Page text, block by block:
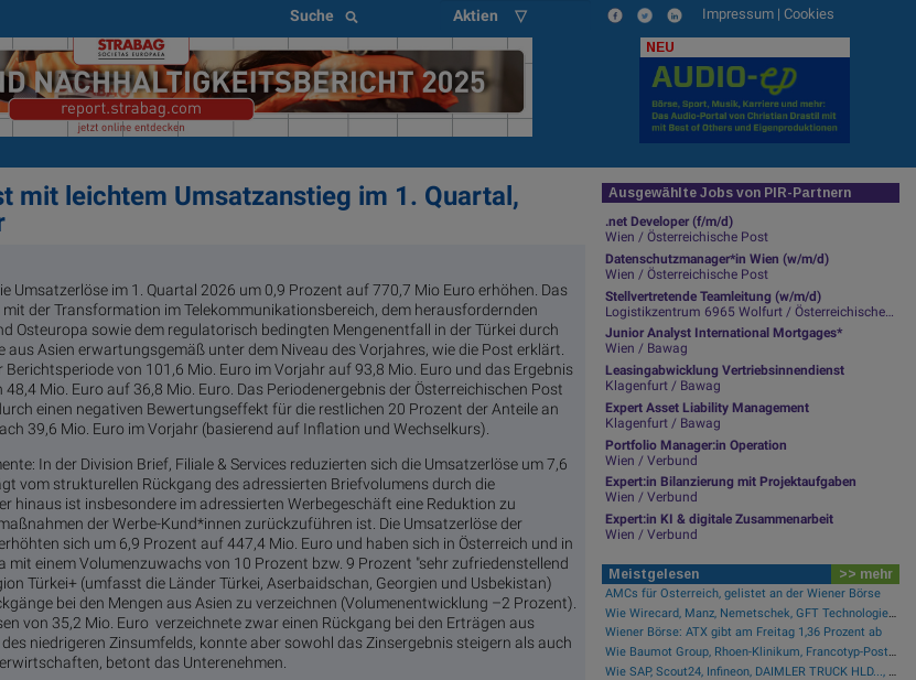
Suche Aktien ▽ Impressum | Cookies
NEU
mit leichtem Umsatzanstieg im 1. Quartal,
Umsatzerlöse im 1. Quartal 2026 um 0,9 Prozent auf 770,7 Mio Euro erhöhen. Das
der Transformation im Telekommunikationsbereich, dem herausfordernden
Osteuropa sowie dem regulatorisch bedingten Mengenentfall in der Türkei durch
Asien erwartungsgemäß unter dem Niveau des Vorjahres, wie die Post erklärt.
Berichtsperiode von 101,6 Mio. Euro im Vorjahr auf 93,8 Mio. Euro und das Ergebnis
Mio. Euro auf 36,8 Mio. Euro. Das Periodenergebnis der Österreichischen Post
einen negativen Bewertungseffekt für die restlichen 20 Prozent der Anteile an
39,6 Mio. Euro im Vorjahr (basierend auf Inflation und Wechselkurs).
In der Division Brief, Filiale & Services reduzierten sich die Umsatzerlöse um 7,6
vom strukturellen Rückgang des adressierten Briefvolumens durch die
hinaus ist insbesondere im adressierten Werbegeschäft eine Reduktion zu
der Werbe-Kund*innen zurückzuführen ist. Die Umsatzerlöse der
sich um 6,9 Prozent auf 447,4 Mio. Euro und haben sich in Österreich und in
mit einem Volumenzuwachs von 10 Prozent bzw. 9 Prozent "sehr zufriedenstellend
Türkei+ (umfasst die Länder Türkei, Aserbaidschan, Georgien und Usbekistan)
bei den Mengen aus Asien zu verzeichnen (Volumenentwicklung –2 Prozent).
von 35,2 Mio. Euro verzeichnete zwar einen Rückgang bei den Erträgen aus
niedrigeren Zinsumfelds, konnte aber sowohl das Zinsergebnis steigern als auch
betont das Unterenehmen.
Ausgewählte Jobs von PIR-Partnern
.net Developer (f/m/d)
Wien / Österreichische Post
Datenschutzmanager*in Wien (w/m/d)
Wien / Österreichische Post
Stellvertretende Teamleitung (w/m/d)
Logistikzentrum 6965 Wolfurt / Österreichische Post
Junior Analyst International Mortgages*
Wien / Bawag
Leasingabwicklung Vertriebsinnendienst
Klagenfurt / Bawag
Expert Asset Liability Management
Klagenfurt / Bawag
Portfolio Manager:in Operation
Wien / Verbund
Expert:in Bilanzierung mit Projektaufgaben
Wien / Verbund
Expert:in KI & digitale Zusammenarbeit
Wien / Verbund
Meistgelesen >> mehr
AMCs für Österreich, gelistet an der Wiener Börse
Wie Wirecard, Manz, Nemetschek, GFT Technologies, SAP und Rocket Internet für Gesprächsstoff sorgten
Wiener Börse: ATX gibt am Freitag 1,36 Prozent ab
Wie Baumot Group, Rhoen-Klinikum, Francotyp-Postalia, Tele Columbus, European Lithium und Lanxess für Gesprächsstoff sorgten
Wie SAP, Scout24, Infineon, DAIMLER TRUCK HLD..., Zalando und Allianz für Gesprächsstoff im DAX sorgten